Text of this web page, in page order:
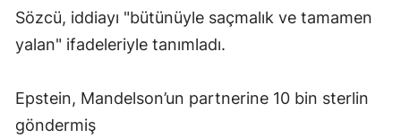
Sözcü, iddiayı "bütünüyle saçmalık ve tamamen
yalan" ifadeleriyle tanımladı.
Epstein, Mandelson’un partnerine 10 bin sterlin
göndermiş